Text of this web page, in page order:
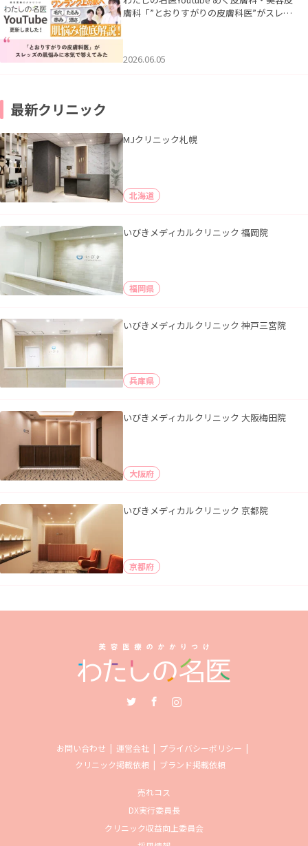
膚科「”とおりすがりの皮膚科医”がスレッ
2026.06.05
最新クリニック
MJクリニック札幌
北海道
いびきメディカルクリニック 福岡院
福岡県
いびきメディカルクリニック 神戸三宮院
兵庫県
いびきメディカルクリニック 大阪梅田院
大阪府
いびきメディカルクリニック 京都院
京都府
お問い合わせ 運営会社
プライバシーポリシー
クリニック掲載依頼
ブランド掲載依頼
売れコス
DX実行委員長
クリニック収益向上委員会